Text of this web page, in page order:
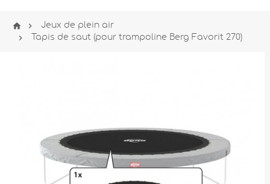
  Jeux de plein air
 Tapis de saut (pour trampoline Berg Favorit 270)